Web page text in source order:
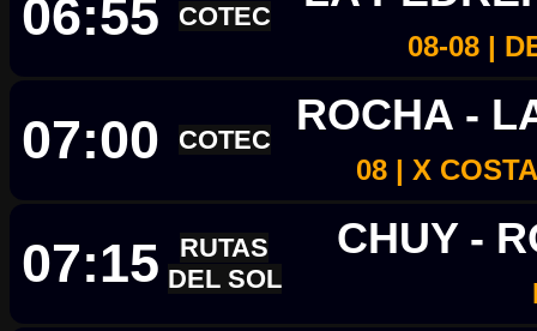
06:55 COTEC
08-08 |
07:00 COTEC
ROCHA -
08 | X
07:15
RUTAS
DEL SOL
CHUY -